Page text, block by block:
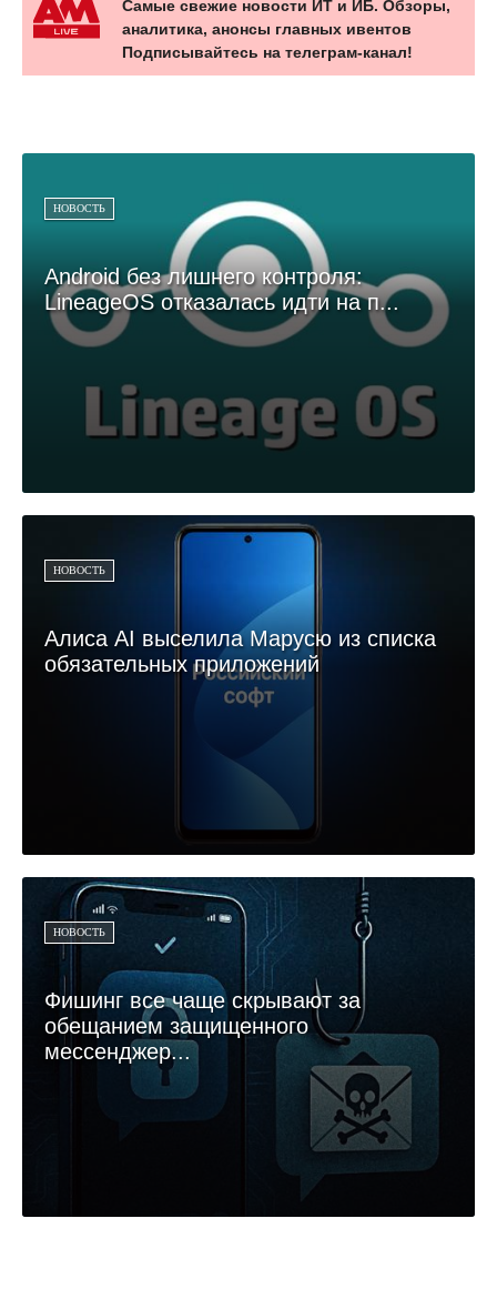
Самые свежие новости ИТ и ИБ. Обзоры,
аналитика, анонсы главных ивентов
Подписывайтесь на телеграм-канал!
НОВОСТЬ
Android без лишнего контроля:
LineageOS отказалась идти на п...
НОВОСТЬ
Алиса AI выселила Марусю из списка
обязательных приложений
НОВОСТЬ
Фишинг все чаще скрывают за
обещанием защищенного
мессенджер...